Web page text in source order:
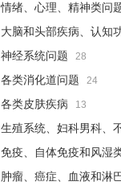
情绪、心理、精神类问
大脑和头部疾病、认知功能问
神经系统问题 28
各类消化道问题 24
各类皮肤疾病 13
生殖系统、妇科男科、不孕
免疫、自体免疫和风湿
肿瘤、癌症、血液和淋